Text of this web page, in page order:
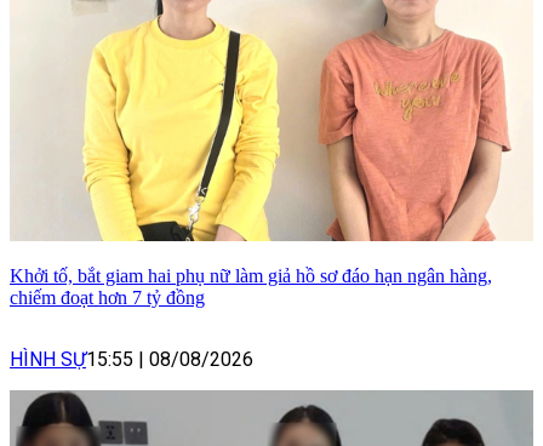
Khởi tố, bắt giam hai phụ nữ làm giả hồ sơ đáo hạn ngân hàng,
chiếm đoạt hơn 7 tỷ đồng
HÌNH SỰ15:55 | 08/08/2026